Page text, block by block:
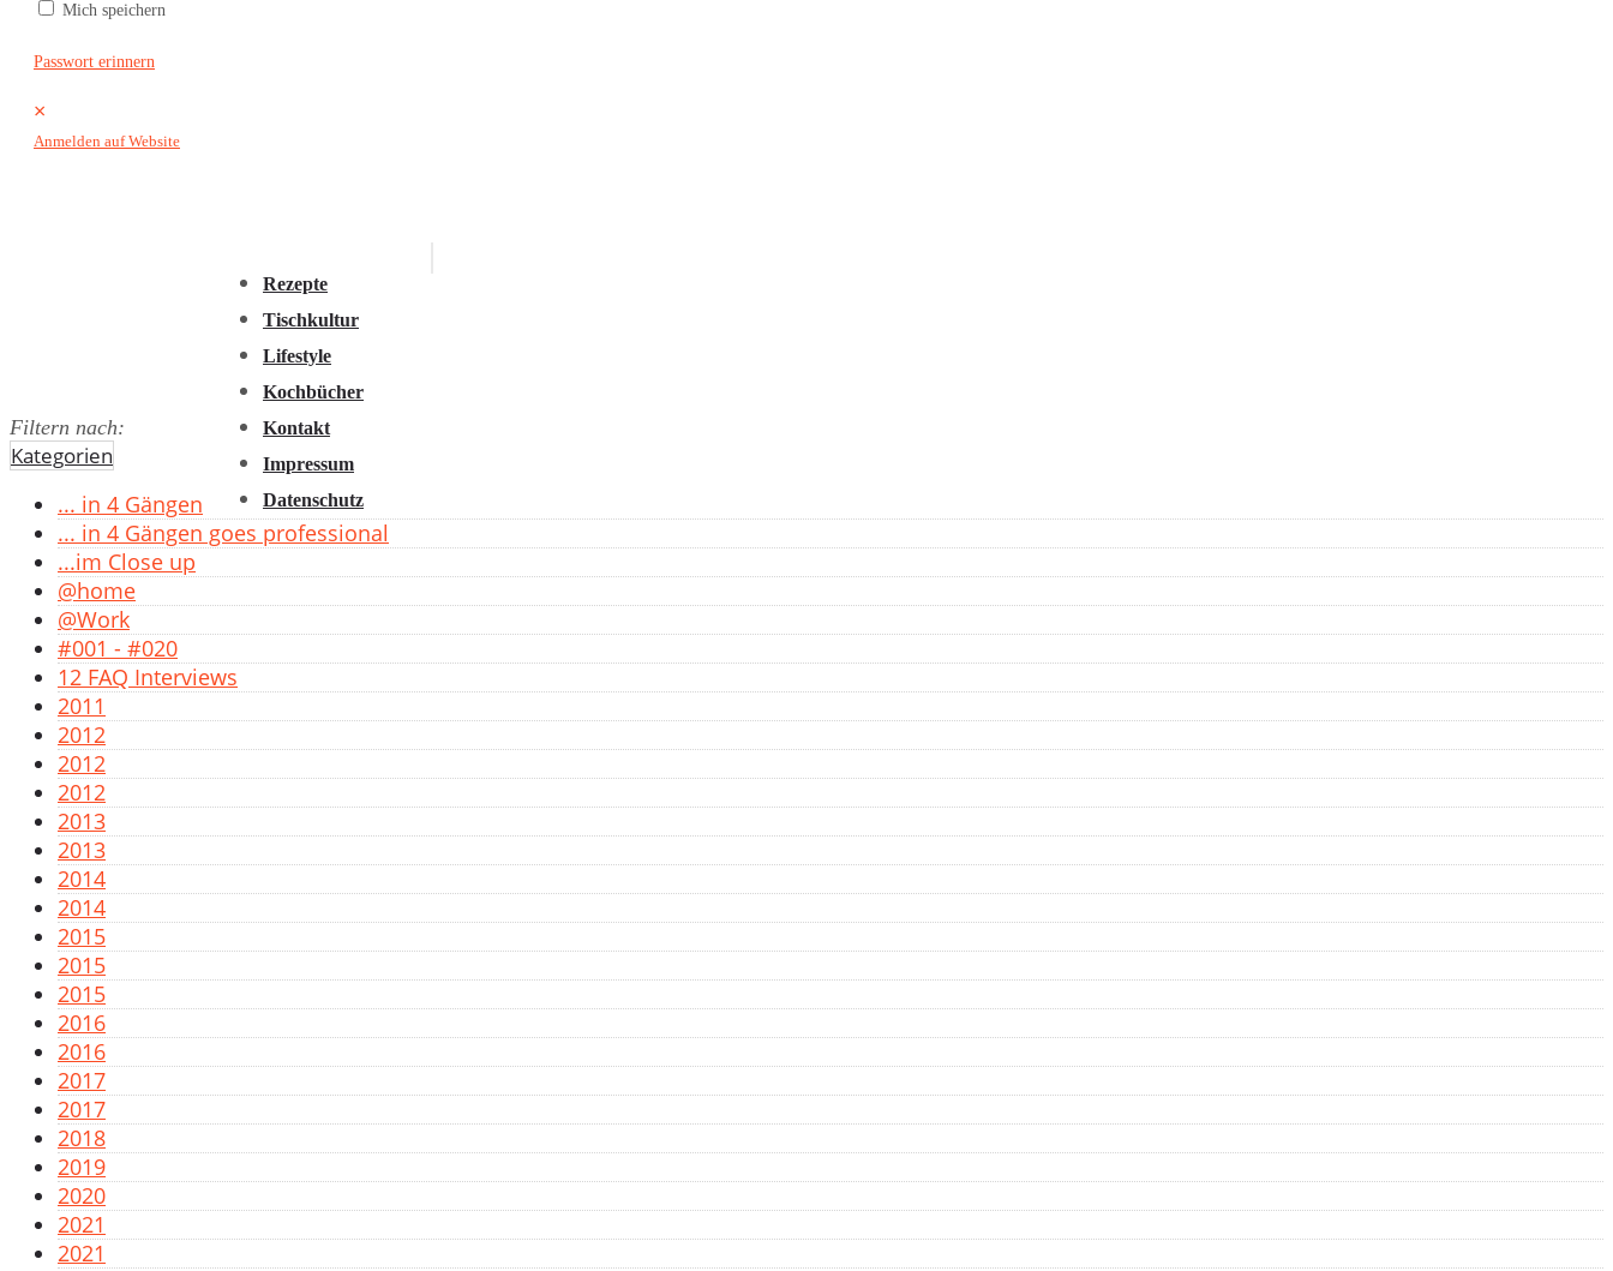
Mich speichern
Passwort erinnern
×
Anmelden auf Website
Rezepte
Tischkultur
Lifestyle
Kochbücher
2015
2012
Kontakt
Impressum
Datenschutz
Filtern nach:
Kategorien
... in 4 Gängen
... in 4 Gängen goes professional
...im Close up
@home
@Work
#001 - #020
12 FAQ Interviews
2011
2012
2012
2012
2013
2013
2014
2014
2015
2015
2015
2016
2016
2017
2017
2018
2019
2020
2021
2021